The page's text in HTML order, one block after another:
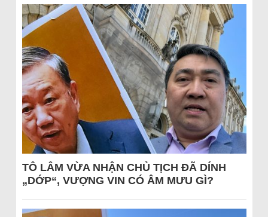
TÔ LÂM VỪA NHẬN CHỦ TỊCH ĐÃ DÍNH
„DỚP“, VƯỢNG VIN CÓ ÂM MƯU GÌ?